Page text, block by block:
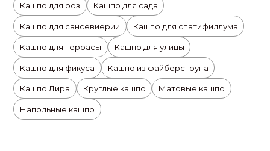
Кашпо для роз Кашпо для сада
Кашпо для сансевиерии Кашпо для спатифиллума
Кашпо для террасы Кашпо для улицы
Кашпо для фикуса Кашпо из файберстоуна
Кашпо Лира Круглые кашпо Матовые кашпо
Напольные кашпо